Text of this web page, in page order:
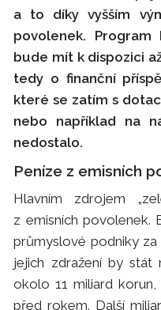
a to díky vyšším
povolenek.
bude mít k dispozici
tedy o finanční
které se zatím s
nebo například na
nedostalo.
Peníze z emisních
Hlavním zdrojem
z emisních povolenek.
průmyslové podniky
jejich zdražení by
okolo 11 miliard
před rokem. Další